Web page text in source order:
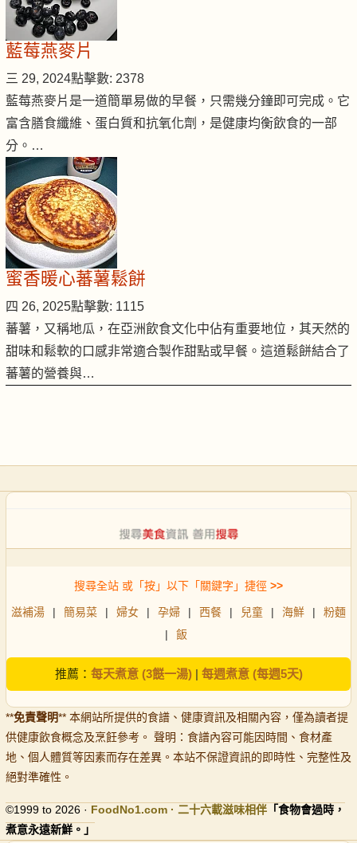
藍莓燕麥片
三 29, 2024點擊數: 2378
藍莓燕麥片是一道簡單易做的早餐，只需幾分鐘即可完成。它
富含膳食纖維、蛋白質和抗氧化劑，是健康均衡飲食的一部
分。…
蜜香暖心蕃薯鬆餅
四 26, 2025點擊數: 1115
蕃薯，又稱地瓜，在亞洲飲食文化中佔有重要地位，其天然的
甜味和鬆軟的口感非常適合製作甜點或早餐。這道鬆餅結合了
蕃薯的營養與…
搜尋全站 或「按」以下「關鍵字」捷徑 >>
滋補湯 | 簡易菜 | 婦女 | 孕婦 | 西餐 | 兒童 | 海鮮 |
粉麵
|
飯
推薦： 每天煮意 (3餸一湯)| 每週煮意 (每週5天)
**免責聲明** 本網站所提供的食譜、健康資訊及相關內容，僅為讀者提
供健康飲食概念及烹飪參考。 聲明：食譜內容可能因時間、食材產
地、個人體質等因素而存在差異。本站不保證資訊的即時性、完整性及
絕對準確性。
©1999 to 2026 · FoodNo1.com · 二十六載滋味相伴 「食物會過時，
煮意永遠新鮮。」